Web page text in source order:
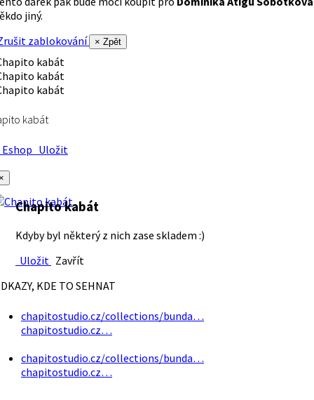
jiný.
zablokování
× Zpět
kabát
Uložit
Chapito kabát
Kdyby byl některý z nich zase skladem :)
Uložit Zavřít
KDE TO SEHNAT
chapitostudio.cz/collections/bunda…
chapitostudio.cz…
chapitostudio.cz/collections/bunda…
chapitostudio.cz…